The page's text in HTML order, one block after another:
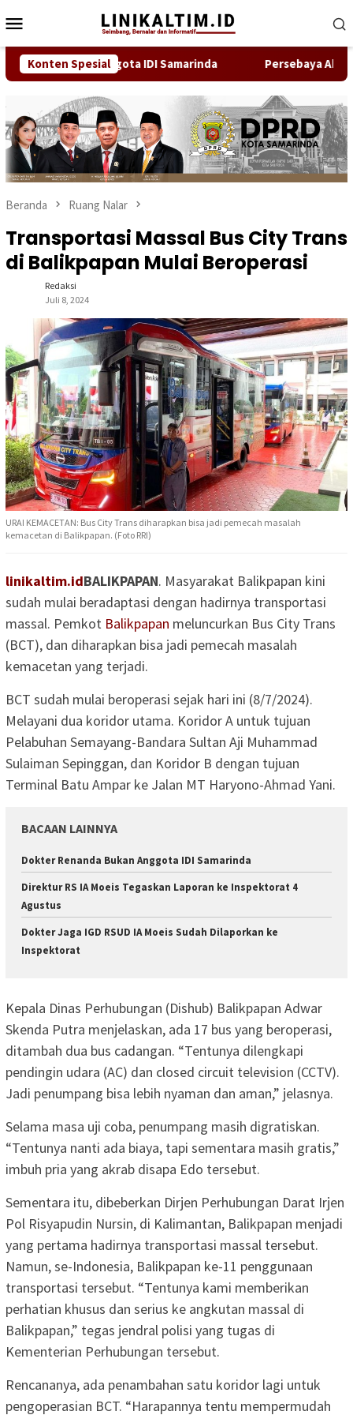
ke
kontenMobile
Konten Spesial
Bukan Anggota IDI Samarinda Persebaya Akhiri
Beranda Ruang Nalar
Transportasi Massal Bus City Trans
di Balikpapan Mulai Beroperasi
Redaksi
Juli 8, 2024
URAI KEMACETAN: Bus City Trans diharapkan bisa jadi pemecah masalah
kemacetan di Balikpapan. (Foto RRI)
linikaltim.idBALIKPAPAN. Masyarakat Balikpapan kini
sudah mulai beradaptasi dengan hadirnya transportasi
massal. Pemkot Balikpapan meluncurkan Bus City Trans
(BCT), dan diharapkan bisa jadi pemecah masalah
kemacetan yang terjadi.
BCT sudah mulai beroperasi sejak hari ini (8/7/2024).
Melayani dua koridor utama. Koridor A untuk tujuan
Pelabuhan Semayang-Bandara Sultan Aji Muhammad
Sulaiman Sepinggan, dan Koridor B dengan tujuan
Terminal Batu Ampar ke Jalan MT Haryono-Ahmad Yani.
BACAAN LAINNYA
Dokter Renanda Bukan Anggota IDI Samarinda
Direktur RS IA Moeis Tegaskan Laporan ke Inspektorat 4
Agustus
Dokter Jaga IGD RSUD IA Moeis Sudah Dilaporkan ke
Inspektorat
Kepala Dinas Perhubungan (Dishub) Balikpapan Adwar
Skenda Putra menjelaskan, ada 17 bus yang beroperasi,
ditambah dua bus cadangan. “Tentunya dilengkapi
pendingin udara (AC) dan closed circuit television (CCTV).
Jadi penumpang bisa lebih nyaman dan aman,” jelasnya.
Selama masa uji coba, penumpang masih digratiskan.
“Tentunya nanti ada biaya, tapi sementara masih gratis,”
imbuh pria yang akrab disapa Edo tersebut.
Sementara itu, dibeberkan Dirjen Perhubungan Darat Irjen
Pol Risyapudin Nursin, di Kalimantan, Balikpapan menjadi
yang pertama hadirnya transportasi massal tersebut.
Namun, se-Indonesia, Balikpapan ke-11 penggunaan
transportasi tersebut. “Tentunya kami memberikan
perhatian khusus dan serius ke angkutan massal di
Balikpapan,” tegas jendral polisi yang tugas di
Kementerian Perhubungan tersebut.
Rencananya, ada penambahan satu koridor lagi untuk
pengoperasian BCT. “Harapannya tentu mempermudah